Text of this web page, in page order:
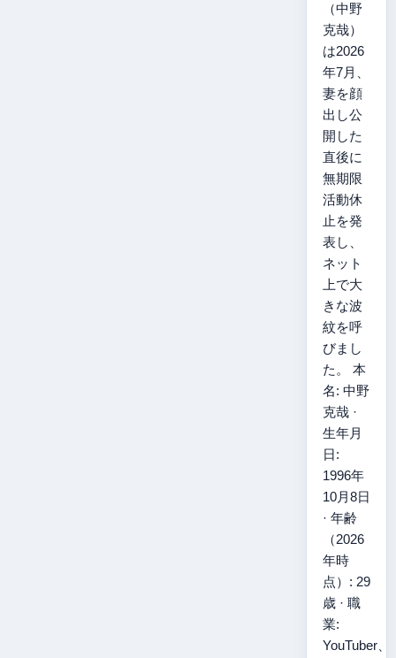
（中野
克哉）
は2026
年7月、
妻を顔
出し公
開した
直後に
無期限
活動休
止を発
表し、
ネット
上で大
きな波
紋を呼
びまし
た。 本
名: 中野
克哉 ·
生年月
日:
1996年
10月8日
· 年齢
（2026
年時
点）: 29
歳 · 職
業:
YouTuber、